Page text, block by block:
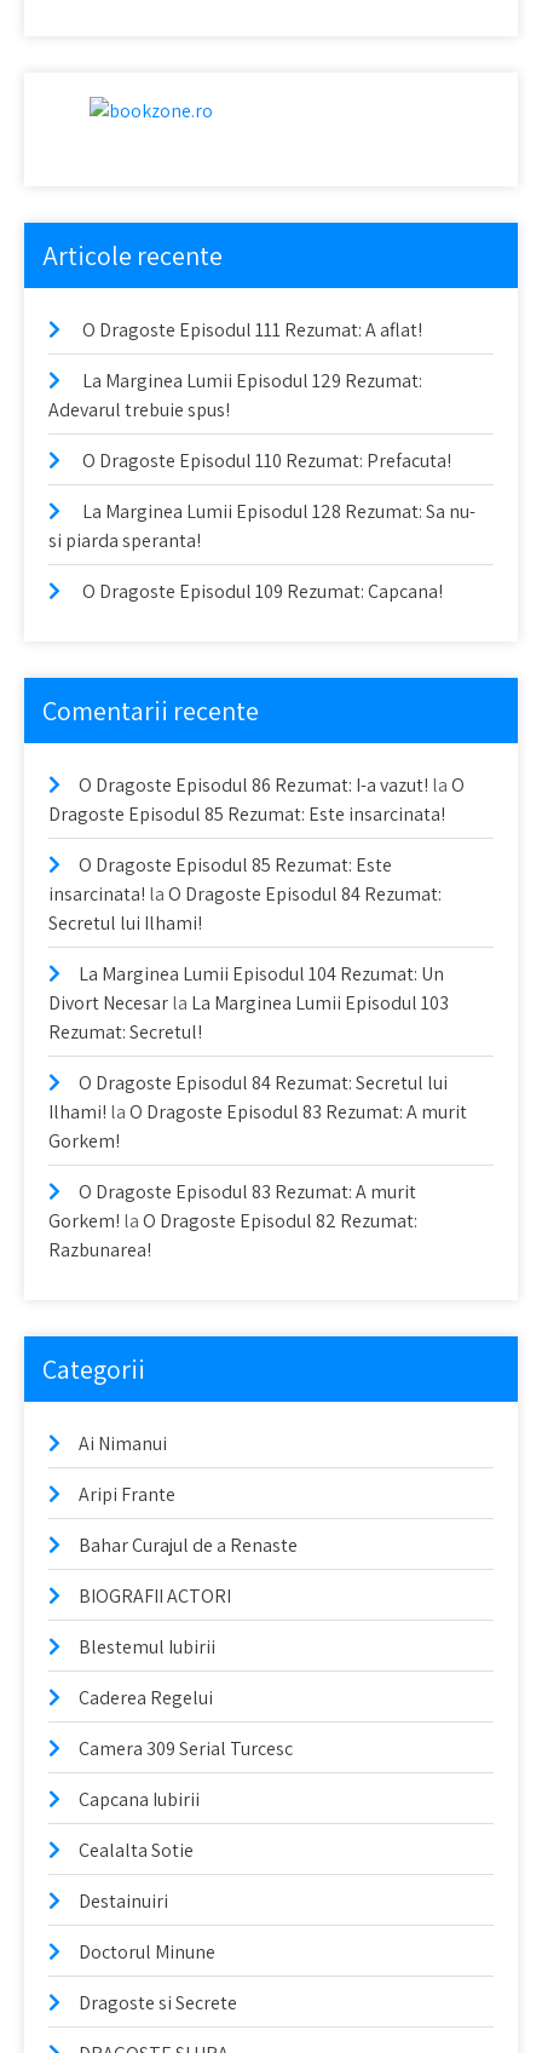
Articole recente
O Dragoste Episodul 111 Rezumat: A aflat!
La Marginea Lumii Episodul 129 Rezumat:
Adevarul trebuie spus!
O Dragoste Episodul 110 Rezumat: Prefacuta!
La Marginea Lumii Episodul 128 Rezumat: Sa nu-
si piarda speranta!
O Dragoste Episodul 109 Rezumat: Capcana!
Comentarii recente
O Dragoste Episodul 86 Rezumat: I-a vazut! laO
Dragoste Episodul 85 Rezumat: Este insarcinata!
O Dragoste Episodul 85 Rezumat: Este
insarcinata! laO Dragoste Episodul 84 Rezumat:
Secretul lui Ilhami!
La Marginea Lumii Episodul 104 Rezumat: Un
Divort Necesarla La Marginea Lumii Episodul 103
Rezumat: Secretul!
O Dragoste Episodul 84 Rezumat: Secretul lui
Ilhami! laO Dragoste Episodul 83 Rezumat: A murit
Gorkem!
O Dragoste Episodul 83 Rezumat: A murit
Gorkem! laO Dragoste Episodul 82 Rezumat:
Razbunarea!
Categorii
Ai Nimanui
Aripi Frante
Bahar Curajul de a Renaste
BIOGRAFII ACTORI
Blestemul Iubirii
Caderea Regelui
Camera 309 Serial Turcesc
Capcana Iubirii
Cealalta Sotie
Destainuiri
Doctorul Minune
Dragoste si Secrete